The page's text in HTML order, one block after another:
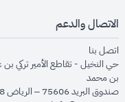
الاتصال والدعم
اتصل بنا
حي النخيل - تقاطع الأمير تركي بن
بن محمد
صندوق البريد 75606 – الرياض 11588